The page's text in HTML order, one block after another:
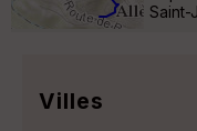
Saint-
Villes